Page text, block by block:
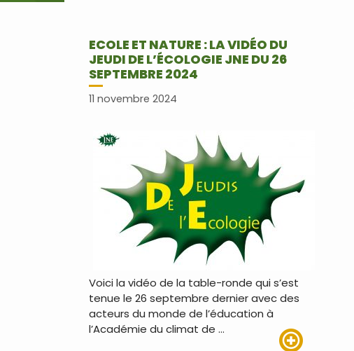
ECOLE ET NATURE : LA VIDÉO DU
JEUDI DE L’ÉCOLOGIE JNE DU 26
SEPTEMBRE 2024
11 novembre 2024
Voici la vidéo de la table-ronde qui s’est
tenue le 26 septembre dernier avec des
acteurs du monde de l’éducation à
l’Académie du climat de …